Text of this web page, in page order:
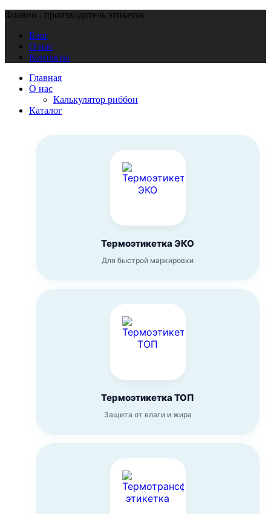
Флавио - производитель этикеток
Блог
О нас
Контакты
Главная
О нас
Калькулятор риббон
Каталог
Термоэтикетка ЭКО
Для быстрой маркировки
Термоэтикетка ТОП
Защита от влаги и жира